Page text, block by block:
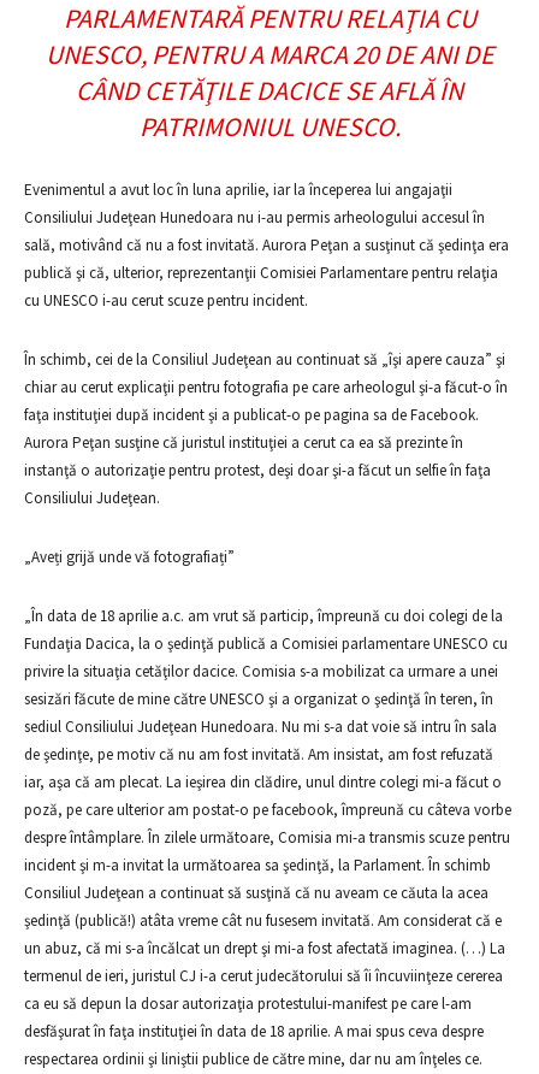
PARLAMENTARĂ PENTRU RELAŢIA CU
UNESCO, PENTRU A MARCA 20 DE ANI DE
CÂND CETĂŢILE DACICE SE AFLĂ ÎN
PATRIMONIUL UNESCO.
Evenimentul a avut loc în luna aprilie, iar la începerea lui angajaţii
Consiliului Judeţean Hunedoara nu i-au permis arheologului accesul în
sală, motivând că nu a fost invitată. Aurora Peţan a susţinut că şedinţa era
publică şi că, ulterior, reprezentanţii Comisiei Parlamentare pentru relaţia
cu UNESCO i-au cerut scuze pentru incident.
În schimb, cei de la Consiliul Judeţean au continuat să „îşi apere cauza” şi
chiar au cerut explicaţii pentru fotografia pe care arheologul şi-a făcut-o în
faţa instituţiei după incident şi a publicat-o pe pagina sa de Facebook.
Aurora Peţan susţine că juristul instituţiei a cerut ca ea să prezinte în
instanţă o autorizaţie pentru protest, deşi doar şi-a făcut un selfie în faţa
Consiliului Judeţean.
„Aveți grijă unde vă fotografiați”
„În data de 18 aprilie a.c. am vrut să particip, împreună cu doi colegi de la
Fundaţia Dacica, la o şedinţă publică a Comisiei parlamentare UNESCO cu
privire la situaţia cetăţilor dacice. Comisia s-a mobilizat ca urmare a unei
sesizări făcute de mine către UNESCO şi a organizat o şedinţă în teren, în
sediul Consiliului Judeţean Hunedoara. Nu mi s-a dat voie să intru în sala
de şedinţe, pe motiv că nu am fost invitată. Am insistat, am fost refuzată
iar, aşa că am plecat. La ieşirea din clădire, unul dintre colegi mi-a făcut o
poză, pe care ulterior am postat-o pe facebook, împreună cu câteva vorbe
despre întâmplare. În zilele următoare, Comisia mi-a transmis scuze pentru
incident şi m-a invitat la următoarea sa şedinţă, la Parlament. În schimb
Consiliul Judeţean a continuat să susţină că nu aveam ce căuta la acea
şedinţă (publică!) atâta vreme cât nu fusesem invitată. Am considerat că e
un abuz, că mi s-a încălcat un drept şi mi-a fost afectată imaginea. (…) La
termenul de ieri, juristul CJ i-a cerut judecătorului să îi încuviinţeze cererea
ca eu să depun la dosar autorizaţia protestului-manifest pe care l-am
desfăşurat în faţa instituţiei în data de 18 aprilie. A mai spus ceva despre
respectarea ordinii şi liniştii publice de către mine, dar nu am înţeles ce.